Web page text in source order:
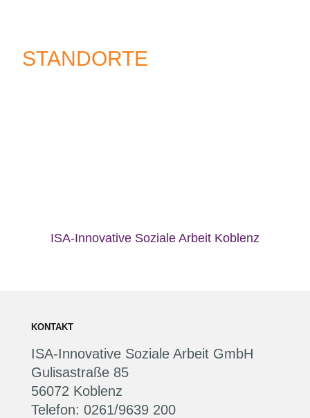
STANDORTE
ISA-Innovative Soziale Arbeit Koblenz
KONTAKT
ISA-Innovative Soziale Arbeit GmbH
Gulisastraße 85
56072 Koblenz
Telefon: 0261/9639 200